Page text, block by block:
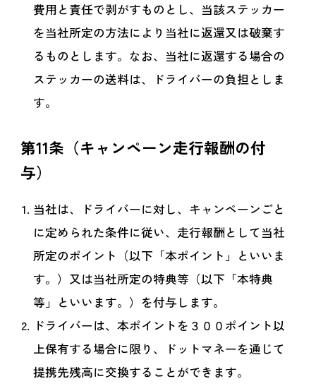
費用と責任で剥がすものとし、当該ステッカー
を当社所定の方法により当社に返還又は破棄す
るものとします。なお、当社に返還する場合の
ステッカーの送料は、ドライバーの負担としま
す。
第11条（キャンペーン走行報酬の付
与）
当社は、ドライバーに対し、キャンペーンごと
に定められた条件に従い、走行報酬として当社
所定のポイント（以下「本ポイント」といいま
す。）又は当社所定の特典等（以下「本特典
等」といいます。）を付与します。
ドライバーは、本ポイントを３００ポイント以
上保有する場合に限り、ドットマネーを通じて
提携先残高に交換することができます。